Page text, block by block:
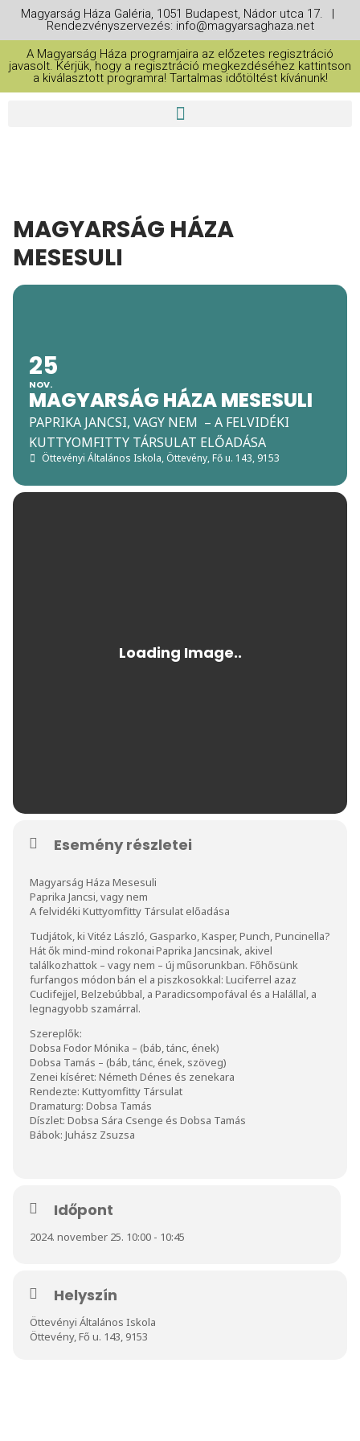
Magyarság Háza Galéria, 1051 Budapest, Nádor utca 17. |
Rendezvényszervezés: info@magyarsaghaza.net
A Magyarság Háza programjaira az előzetes regisztráció
javasolt. Kérjük, hogy a regisztráció megkezdéséhez kattintson
a kiválasztott programra! Tartalmas időtöltést kívánunk!
MAGYARSÁG HÁZA
MESESULI
25
NOV.
MAGYARSÁG HÁZA MESESULI
PAPRIKA JANCSI, VAGY NEM – A FELVIDÉKI
KUTTYOMFITTY TÁRSULAT ELŐADÁSA
Öttevényi Általános Iskola, Öttevény, Fő u. 143, 9153
Esemény részletei
Magyarság Háza Mesesuli
Paprika Jancsi, vagy nem
A felvidéki Kuttyomfitty Társulat előadása
Tudjátok, ki Vitéz László, Gasparko, Kasper, Punch, Puncinella?
Hát ők mind-mind rokonai Paprika Jancsinak, akivel
találkozhattok – vagy nem – új műsorunkban. Főhősünk
furfangos módon bán el a piszkosokkal: Luciferrel azaz
Cuclifejjel, Belzebúbbal, a Paradicsompofával és a Halállal, a
legnagyobb szamárral.
Szereplők:
Dobsa Fodor Mónika – (báb, tánc, ének)
Dobsa Tamás – (báb, tánc, ének, szöveg)
Zenei kíséret: Németh Dénes és zenekara
Rendezte: Kuttyomfitty Társulat
Dramaturg: Dobsa Tamás
Díszlet: Dobsa Sára Csenge és Dobsa Tamás
Bábok: Juhász Zsuzsa
Időpont
2024. november 25. 10:00 - 10:45
Helyszín
Öttevényi Általános Iskola
Öttevény, Fő u. 143, 9153